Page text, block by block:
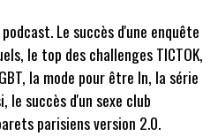
Le succès d'une enquête
le top des challenges TICTOK,
la mode pour être In, la série
le succès d'un sexe club
parisiens version 2.0.